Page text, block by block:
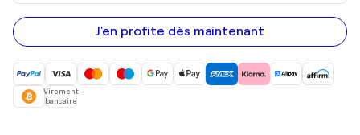
adresse
e-
mail
J'en profite dès maintenant
Virement
bancaire